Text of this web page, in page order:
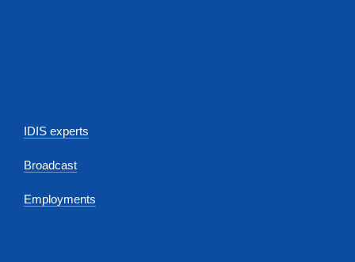
IDIS experts
Broadcast
Employments